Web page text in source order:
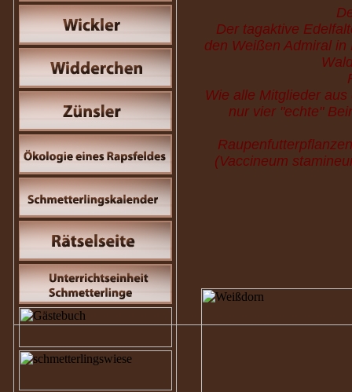
Der tagaktive
den Weißen Admiral
Wie alle Mitglieder
nur vier "echte"
(Vaccineum